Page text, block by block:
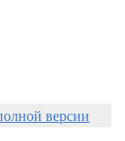
версии